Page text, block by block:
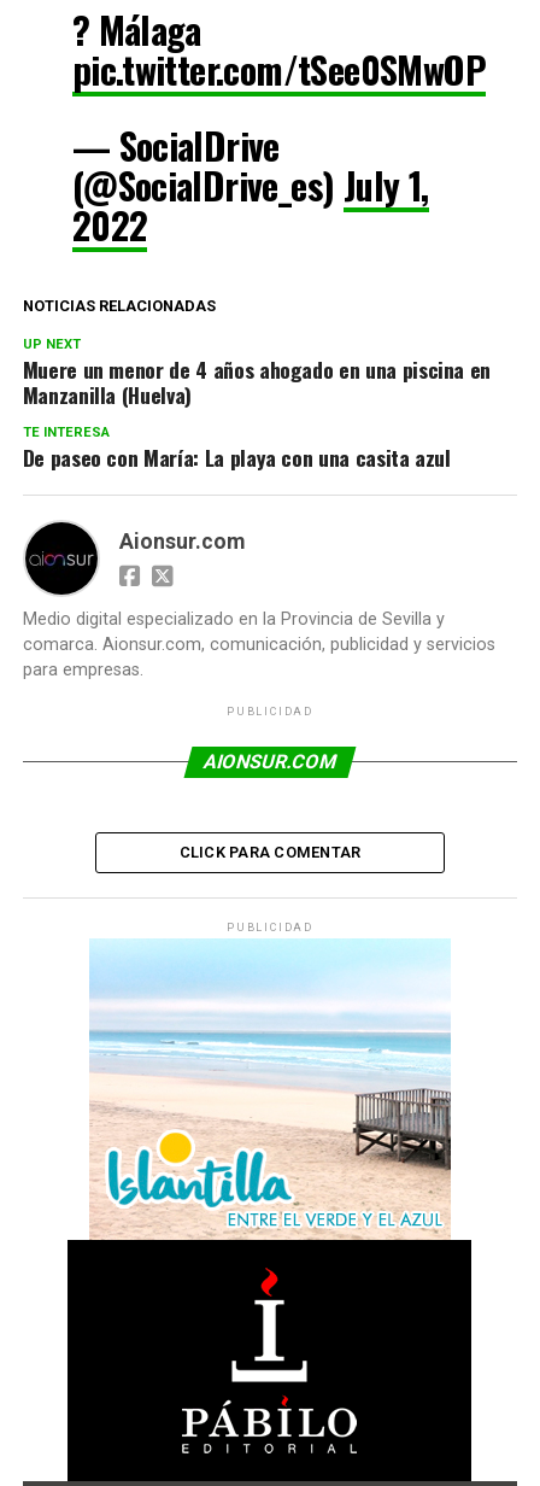
? Málaga
pic.twitter.com/tSee0SMwOP
— SocialDrive
(@SocialDrive_es) July 1,
2022
NOTICIAS RELACIONADAS
UP NEXT
Muere un menor de 4 años ahogado en una piscina en
Manzanilla (Huelva)
TE INTERESA
De paseo con María: La playa con una casita azul
Aionsur.com
Medio digital especializado en la Provincia de Sevilla y
comarca. Aionsur.com, comunicación, publicidad y servicios
para empresas.
PUBLICIDAD
AIONSUR.COM
CLICK PARA COMENTAR
PUBLICIDAD